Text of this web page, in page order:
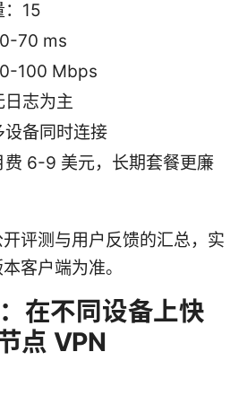
：15
70 ms
100 Mbps
日志为主
设备同时连接
费 6-9 美元，长期套餐更廉
评测与用户反馈的汇总，实
客户端为准。
在不同设备上快
点 VPN